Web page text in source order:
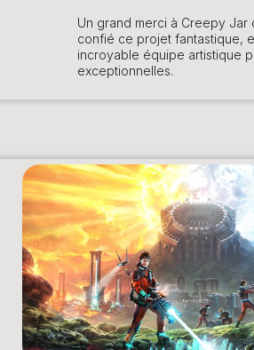
Un grand merci à Creepy
confié ce projet fantastique,
incroyable équipe artistique
exceptionnelles.